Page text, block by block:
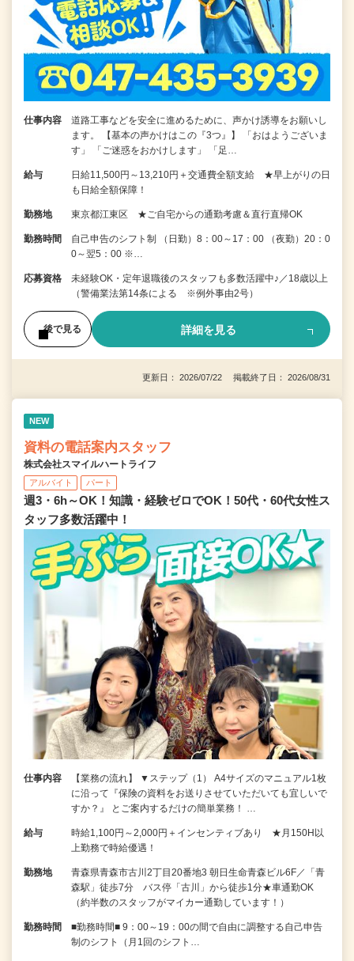
仕事内容
道路工事などを安全に進めるために、声かけ誘導をお願いし
ます。 【基本の声かけはこの『3つ』】 「おはようございま
す」 「ご迷惑をおかけします」 「足…
給与
日給11,500円～13,210円＋交通費全額支給 ★早上がりの日
も日給全額保障！
勤務地 東京都江東区 ★ご自宅からの通勤考慮＆直行直帰OK
勤務時間
自己申告のシフト制 （日勤）8：00～17：00 （夜勤）20：0
0～翌5：00 ※…
応募資格
未経験OK・定年退職後のスタッフも多数活躍中♪／18歳以上
（警備業法第14条による ※例外事由2号）
後で見る 詳細を見る
更新日： 2026/07/22 掲載終了日： 2026/08/31
NEW
資料の電話案内スタッフ
株式会社スマイルハートライフ
アルバイト パート
週3・6h～OK！知識・経験ゼロでOK！50代・60代女性ス
タッフ多数活躍中！
仕事内容
【業務の流れ】 ▼ステップ（1） A4サイズのマニュアル1枚
に沿って『保険の資料をお送りさせていただいても宜しいで
すか？』 とご案内するだけの簡単業務！ …
給与
時給1,100円～2,000円＋インセンティブあり ★月150H以
上勤務で時給優遇！
勤務地
青森県青森市古川2丁目20番地3 朝日生命青森ビル6F／「青
森駅」徒歩7分 バス停「古川」から徒歩1分★車通勤OK
（約半数のスタッフがマイカー通勤しています！）
勤務時間
■勤務時間■ 9：00～19：00の間で自由に調整する自己申告
制のシフト（月1回のシフト…